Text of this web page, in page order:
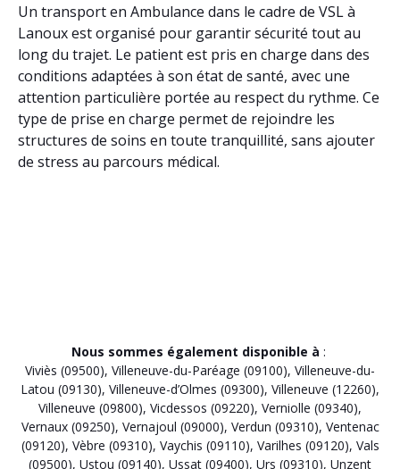
Un transport en Ambulance dans le cadre de VSL à
Lanoux est organisé pour garantir sécurité tout au
long du trajet. Le patient est pris en charge dans des
conditions adaptées à son état de santé, avec une
attention particulière portée au respect du rythme. Ce
type de prise en charge permet de rejoindre les
structures de soins en toute tranquillité, sans ajouter
de stress au parcours médical.
Nous sommes également disponible à :
Viviès (09500), Villeneuve-du-Paréage (09100), Villeneuve-du-
Latou (09130), Villeneuve-d’Olmes (09300), Villeneuve (12260),
Villeneuve (09800), Vicdessos (09220), Verniolle (09340),
Vernaux (09250), Vernajoul (09000), Verdun (09310), Ventenac
(09120), Vèbre (09310), Vaychis (09110), Varilhes (09120), Vals
(09500), Ustou (09140), Ussat (09400), Urs (09310), Unzent